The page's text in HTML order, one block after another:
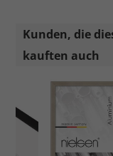
Kunden, die
kauften auch